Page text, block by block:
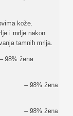
kože.
i mrlje nakon
tamnih mrlja.
98% žena